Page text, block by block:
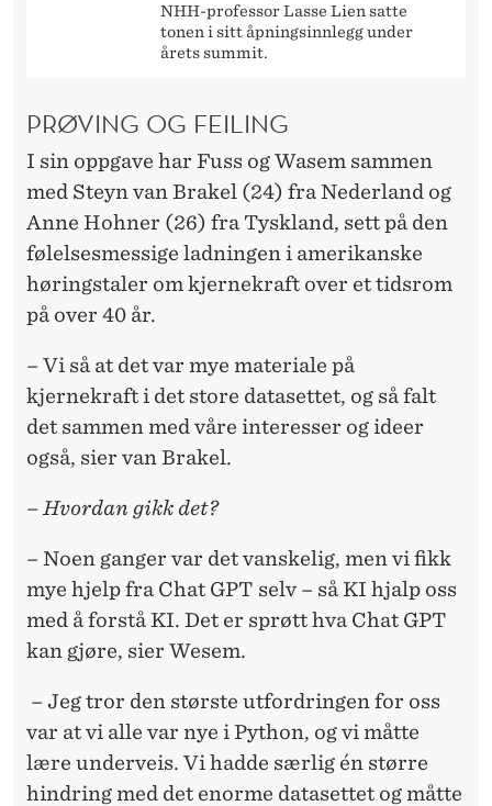
NHH-professor Lasse Lien satte
tonen i sitt åpningsinnlegg under
årets summit.
PRØVING OG FEILING
I sin oppgave har Fuss og Wasem sammen
med Steyn van Brakel (24) fra Nederland og
Anne Hohner (26) fra Tyskland, sett på den
følelsesmessige ladningen i amerikanske
høringstaler om kjernekraft over et tidsrom
på over 40 år.
– Vi så at det var mye materiale på
kjernekraft i det store datasettet, og så falt
det sammen med våre interesser og ideer
også, sier van Brakel.
– Hvordan gikk det?
– Noen ganger var det vanskelig, men vi fikk
mye hjelp fra Chat GPT selv – så KI hjalp oss
med å forstå KI. Det er sprøtt hva Chat GPT
kan gjøre, sier Wesem.
– Jeg tror den største utfordringen for oss
var at vi alle var nye i Python, og vi måtte
lære underveis. Vi hadde særlig én større
hindring med det enorme datasettet og måtte